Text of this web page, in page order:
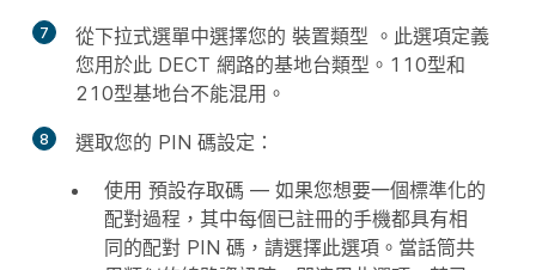
7 從下拉式選單中選擇您的 裝置類型 。此選項定義
您用於此 DECT 網路的基地台類型。110型和
210型基地台不能混用。
8
選取您的 PIN 碼設定：
使用 預設存取碼 — 如果您想要一個標準化的
配對過程，其中每個已註冊的手機都具有相
同的配對 PIN 碼，請選擇此選項。當話筒共